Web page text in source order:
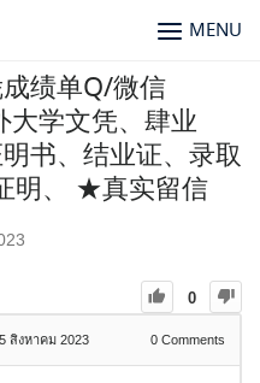
MENU
绩单Q/微信
学文凭、肆业
书、结业证、录取
明、 ★真实留信
0
สิงหาคม 2023 0 Comments